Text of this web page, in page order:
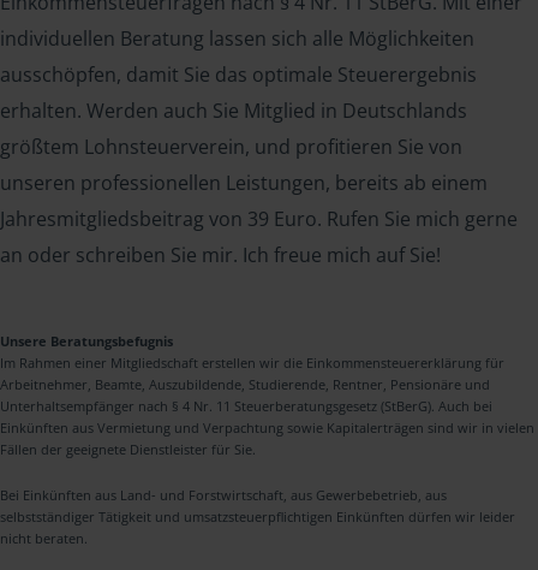
individuellen Beratung lassen sich alle Möglichkeiten
ausschöpfen, damit Sie das optimale Steuerergebnis
erhalten. Werden auch Sie Mitglied in Deutschlands
größtem Lohnsteuerverein, und profitieren Sie von
unseren professionellen Leistungen, bereits ab einem
Jahresmitgliedsbeitrag von 39 Euro. Rufen Sie mich gerne
an oder schreiben Sie mir. Ich freue mich auf Sie!
Unsere Beratungsbefugnis
Im Rahmen einer Mitgliedschaft erstellen wir die Einkommensteuererklärung für
Arbeitnehmer, Beamte, Auszubildende, Studierende, Rentner, Pensionäre und
Unterhaltsempfänger nach § 4 Nr. 11 Steuerberatungsgesetz (StBerG). Auch bei
Einkünften aus Vermietung und Verpachtung sowie Kapitalerträgen sind wir in vielen
Fällen der geeignete Dienstleister für Sie.
Bei Einkünften aus Land- und Forstwirtschaft, aus Gewerbebetrieb, aus
selbstständiger Tätigkeit und umsatzsteuerpflichtigen Einkünften dürfen wir leider
nicht beraten.